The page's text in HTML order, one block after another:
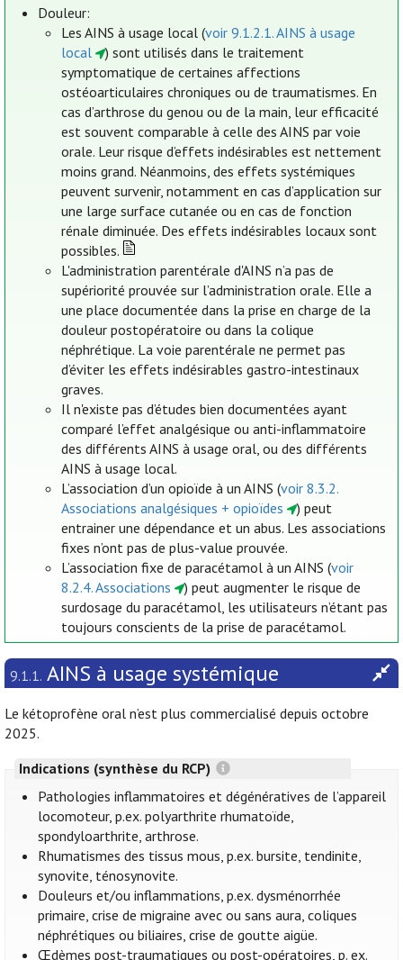
Douleur:
Les AINS à usage local (voir 9.1.2.1. AINS à usage
local
) sont utilisés dans le traitement
symptomatique de certaines affections
ostéoarticulaires chroniques ou de traumatismes. En
cas d’arthrose du genou ou de la main, leur efficacité
est souvent comparable à celle des AINS par voie
orale. Leur risque d’effets indésirables est nettement
moins grand. Néanmoins, des effets systémiques
peuvent survenir, notamment en cas d’application sur
une large surface cutanée ou en cas de fonction
rénale diminuée. Des effets indésirables locaux sont
possibles.
L'administration parentérale d'AINS n’a pas de
supériorité prouvée sur l’administration orale. Elle a
une place documentée dans la prise en charge de la
douleur postopératoire ou dans la colique
néphrétique. La voie parentérale ne permet pas
d’éviter les effets indésirables gastro-intestinaux
graves.
Il n'existe pas d’études bien documentées ayant
comparé l’effet analgésique ou anti-inflammatoire
des différents AINS à usage oral, ou des différents
AINS à usage local.
L’association d’un opioïde à un AINS (voir 8.3.2.
Associations analgésiques + opioïdes
) peut
entrainer une dépendance et un abus. Les associations
fixes n’ont pas de plus-value prouvée.
L’association fixe de paracétamol à un AINS (voir
8.2.4. Associations
) peut augmenter le risque de
surdosage du paracétamol, les utilisateurs n’étant pas
toujours conscients de la prise de paracétamol.
9.1.1. AINS à usage systémique
Le kétoprofène oral n’est plus commercialisé depuis octobre
2025.
Indications (synthèse du RCP)
Pathologies inflammatoires et dégénératives de l’appareil
locomoteur, p.ex. polyarthrite rhumatoïde,
spondyloarthrite, arthrose.
Rhumatismes des tissus mous, p.ex. bursite, tendinite,
synovite, ténosynovite.
Douleurs et/ou inflammations, p.ex. dysménorrhée
primaire, crise de migraine avec ou sans aura, coliques
néphrétiques ou biliaires, crise de goutte aigüe.
Œdèmes post-traumatiques ou post-opératoires, p. ex.